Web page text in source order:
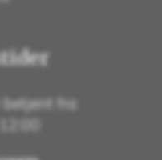
betjent fra